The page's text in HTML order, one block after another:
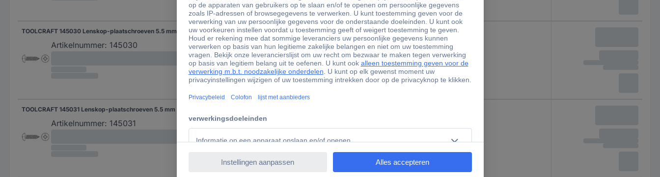
TOOLCRAFT 145030 Lenskop-plaatschroeven 5.5 mm 22 mm Kruiskop Phillips DIN 7981 Staal Galvanisch verzinkt 100 stuk(s)
Artikelnummer: 145030
22 mm 100 stuk(s)
Artikelnummer: 145031